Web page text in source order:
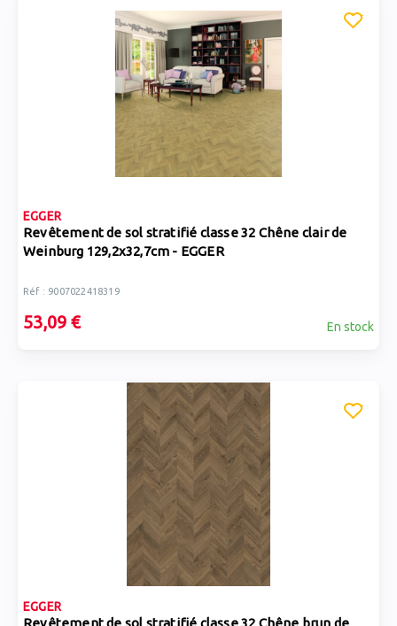
EGGER
Revêtement de sol stratifié classe 32 Chêne clair de
Weinburg 129,2x32,7cm - EGGER
Réf : 9007022418319
53,09 € En stock
EGGER
Revêtement de sol stratifié classe 32 Chêne brun de